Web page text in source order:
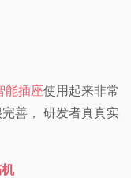
能插座使用起来非常
善， 研发者真真实
机